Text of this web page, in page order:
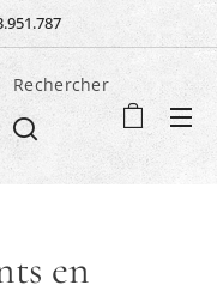
Rechercher
en